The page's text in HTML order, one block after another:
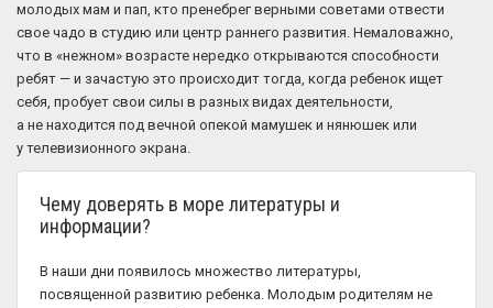
молодых мам и пап, кто пренебрег верными советами отвести
свое чадо в студию или центр раннего развития. Немаловажно,
что в «нежном» возрасте нередко открываются способности
ребят — и зачастую это происходит тогда, когда ребенок ищет
себя, пробует свои силы в разных видах деятельности,
а не находится под вечной опекой мамушек и нянюшек или
у телевизионного экрана.
Чему доверять в море литературы и
информации?
В наши дни появилось множество литературы,
посвященной развитию ребенка. Молодым родителям не